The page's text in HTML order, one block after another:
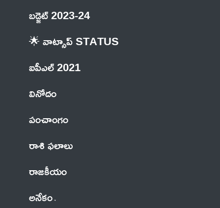
బడ్జెట్ 2023-24
🌟 వాట్సాప్ STATUS
ఐపీఎల్ 2021
వినోదం
పంచాంగం
రాశి ఫలాలు
రాజకీయం
అనేకం